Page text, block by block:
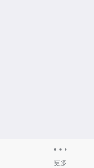
更多